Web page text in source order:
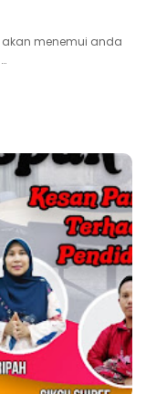
akan menemui anda